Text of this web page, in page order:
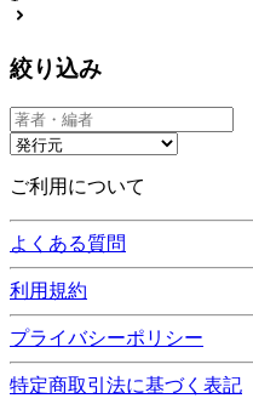
絞り込み
ご利用について
よくある質問
利用規約
プライバシーポリシー
特定商取引法に基づく表記